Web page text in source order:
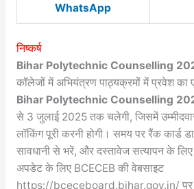
WhatsApp
निष्कर्ष
Bihar Polytechnic Counselling
कॉलेजों में अभियंत्रण पाठ्यक्रमों में प्रवेश
Bihar Polytechnic Counselling
से 3 जुलाई 2025 तक चलेगी, जिसमें
लॉकिंग पूरी करनी होगी। समय पर रैंक कार्ड
सावधानी से भरें, और दस्तावेज सत्यापन के
अपडेट के लिए BCECEB की वेबसाइट
https://bceceboard.bihar.gov.in/